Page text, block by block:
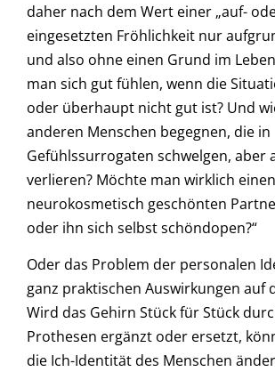
daher nach dem Wert einer „auf-
eingesetzten Fröhlichkeit nur
und also ohne einen Grund im
man sich gut fühlen, wenn die
oder überhaupt nicht gut ist? Und
anderen Menschen begegnen, die in
Gefühlssurrogaten schwelgen, aber
verlieren? Möchte man wirklich einen
neurokosmetisch geschönten
oder ihn sich selbst schöndopen?“
Oder das Problem der personalen
ganz praktischen Auswirkungen auf
Wird das Gehirn Stück für Stück
Prothesen ergänzt oder ersetzt,
die Ich-Identität des Menschen